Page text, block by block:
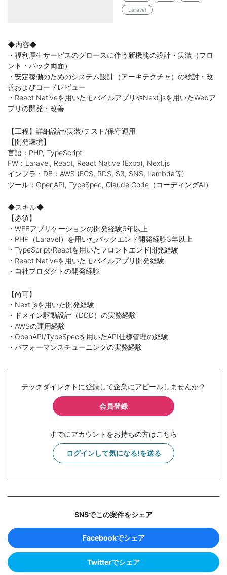
Laravel
◆内容◆
・福利厚生サービスのグロースに伴う新機能の設計・実装（フロ
ント・バック両面）
・安定稼働のためのシステム設計（アーキテクチャ）の検討・改
善およびコードレビュー
・React Nativeを用いたモバイルアプリやNext.jsを用いたWebア
プリの開発・改善
【工程】詳細設計/実装/テスト/保守運用
【開発環境】
言語：PHP, TypeScript
FW：Laravel, React, React Native (Expo), Next.js
インフラ・DB：AWS (ECS, RDS, S3, SNS, Lambda等)
ツール：OpenAPI, TypeSpec, Claude Code（コーディングAI）
◆スキル◆
【必須】
・WEBアプリケーションの開発経験6年以上
・PHP（Laravel）を用いたバックエンド開発経験3年以上
・TypeScript/Reactを用いたフロントエンド開発経験
・React Nativeを用いたモバイルアプリ開発経験
・自社プロダクトの開発経験
【尚可】
・Next.jsを用いた開発経験
・ドメイン駆動設計（DDD）の実務経験
・AWSの運用経験
・OpenAPI/TypeSpecを用いたAPI仕様管理の経験
・パフォーマンスチューニングの実務経験
テックダイレクトに登録して企業にアピールしませんか？
会員登録
すでにアカウントをお持ちの方はこちら
ログインして気になる!を送る
SNSでこの案件をシェア
Facebookでシェア
Twitterでシェア